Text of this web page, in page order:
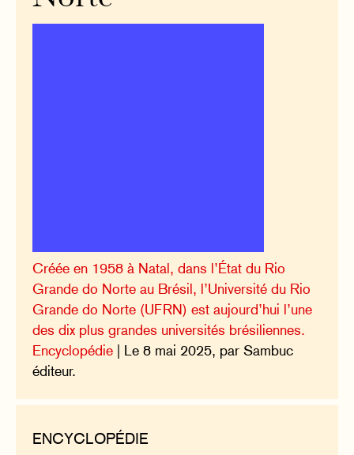
Créée en 1958 à Natal, dans l’État du Rio
Grande do Norte au Brésil, l’Université du Rio
Grande do Norte (UFRN) est aujourd’hui l’une
des dix plus grandes universités brésiliennes.
Encyclopédie | Le 8 mai 2025, par Sambuc
éditeur.
ENCYCLOPÉDIE